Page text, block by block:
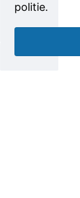
politie.